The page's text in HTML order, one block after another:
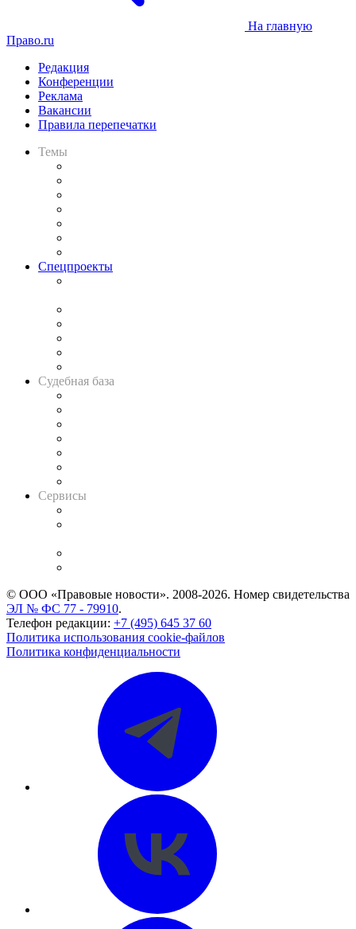
На главную
Право.ru
Редакция
Конференции
Реклама
Вакансии
Правила перепечатки
Темы
Спецпроекты
Судебная база
Сервисы
© ООО «Правовые новости». 2008-2026. Номер свидетельства
ЭЛ № ФС 77 - 79910.
Телефон редакции: +7 (495) 645 37 60
Политика использования cookie-файлов
Политика конфиденциальности